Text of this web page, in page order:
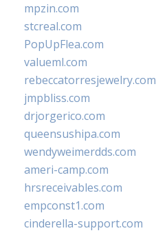
mpzin.com
stcreal.com
PopUpFlea.com
valueml.com
rebeccatorresjewelry.com
jmpbliss.com
drjorgerico.com
queensushipa.com
wendyweimerdds.com
ameri-camp.com
hrsreceivables.com
empconst1.com
cinderella-support.com